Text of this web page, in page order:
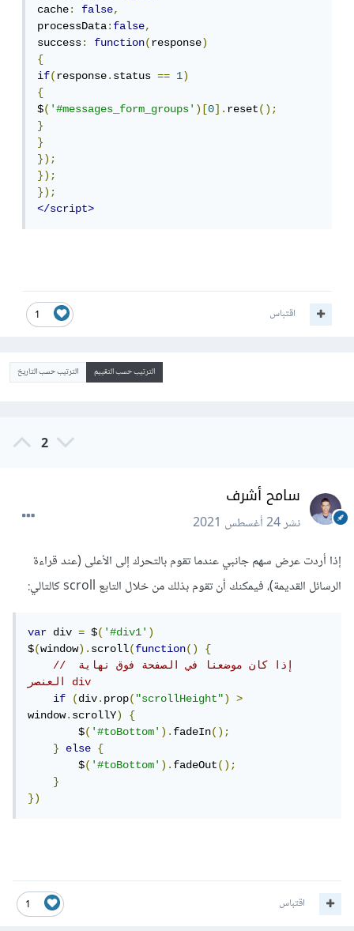
cache: false,
processData:false,
success: function(response)
{
if(response.status == 1)
{
$('#messages_form_groups')[0].reset();
}
}
});
});
});
</script>
1 اقتباس
الترتيب حسب التقييم الترتيب حسب التاريخ
2
سامح أشرف
نشر24 أغسطس 2021
إذا أردت عرض سهم جانبي عندما تقوم بالتحرك إلى الأعلى (عند قراءة
الرسائل القديمة)، فيمكنك أن تقوم بذلك من خلال التابع scroll كالتالي:
var div = $('#div1')
$(window).scroll(function()
{
// إذا كان موضعنا في الصفحة فوق نهاية
العنصر div
if
(div.prop("scrollHeight")
>
window.scrollY)
{
        $
('#toBottom').fadeIn();
}
else
{
        $
('#toBottom').fadeOut();
}
})
1 اقتباس